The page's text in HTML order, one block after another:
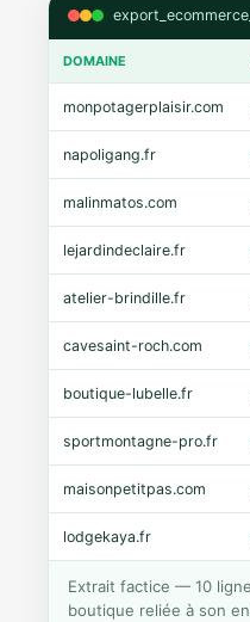
DOMAINE
monpotagerplaisir.com
napoligang.fr
malinmatos.com
lejardindeclaire.fr
atelier-brindille.fr
cavesaint-roch.com
boutique-lubelle.fr
sportmontagne-pro.fr
maisonpetitpas.com
lodgekaya.fr
Extrait factice — 10
boutique reliée à son